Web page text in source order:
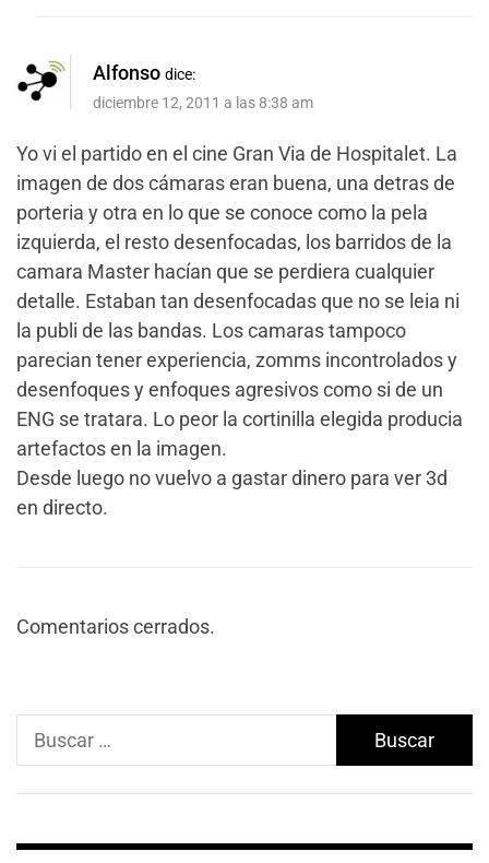
Alfonso dice:
diciembre 12, 2011 a las 8:38 am
Yo vi el partido en el cine Gran Via de Hospitalet. La
imagen de dos cámaras eran buena, una detras de
porteria y otra en lo que se conoce como la pela
izquierda, el resto desenfocadas, los barridos de la
camara Master hacían que se perdiera cualquier
detalle. Estaban tan desenfocadas que no se leia ni
la publi de las bandas. Los camaras tampoco
parecian tener experiencia, zomms incontrolados y
desenfoques y enfoques agresivos como si de un
ENG se tratara. Lo peor la cortinilla elegida producia
artefactos en la imagen.
Desde luego no vuelvo a gastar dinero para ver 3d
en directo.
Comentarios cerrados.
Buscar: